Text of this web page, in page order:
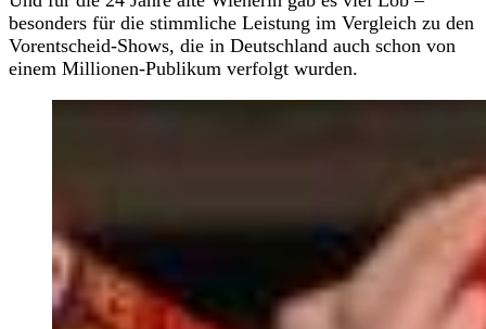
besonders für die stimmliche Leistung im Vergleich zu den
Vorentscheid-Shows, die in Deutschland auch schon von
einem Millionen-Publikum verfolgt wurden.